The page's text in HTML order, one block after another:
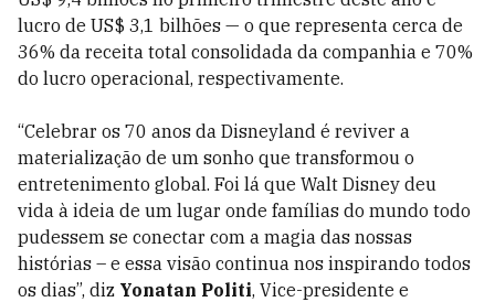
lucro de US$ 3,1 bilhões — o que representa cerca de
36% da receita total consolidada da companhia e 70%
do lucro operacional, respectivamente.
“Celebrar os 70 anos da Disneyland é reviver a
materialização de um sonho que transformou o
entretenimento global. Foi lá que Walt Disney deu
vida à ideia de um lugar onde famílias do mundo todo
pudessem se conectar com a magia das nossas
histórias – e essa visão continua nos inspirando todos
os dias”, diz Yonatan Politi, Vice-presidente e